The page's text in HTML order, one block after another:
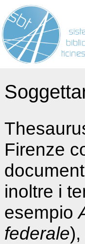
Firenze
inoltre i
esempio
federale),